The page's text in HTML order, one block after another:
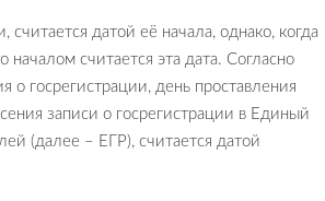
датой её начала, однако, когда
считается эта дата. Согласно
о госрегистрации, день проставления
записи о госрегистрации в Единый
(далее – ЕГР), считается датой